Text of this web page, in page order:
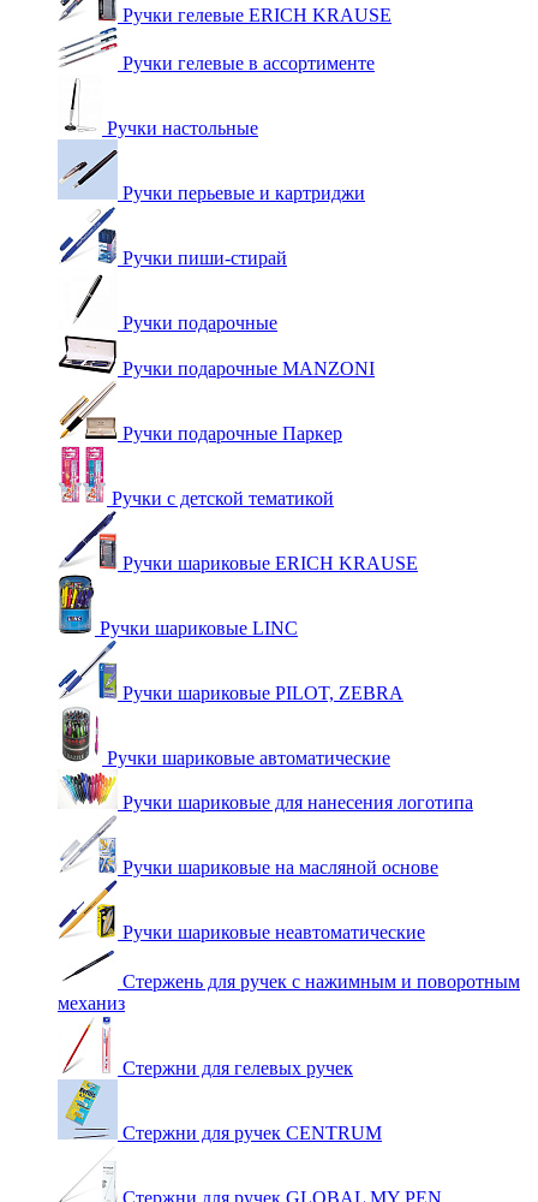
Ручки гелевые ERICH KRAUSE
Ручки гелевые в ассортименте
Ручки настольные
Ручки перьевые и картриджи
Ручки пиши-стирай
Ручки подарочные
Ручки подарочные MANZONI
Ручки подарочные Паркер
Ручки с детской тематикой
Ручки шариковые ERICH KRAUSE
Ручки шариковые LINC
Ручки шариковые PILOT, ZEBRA
Ручки шариковые автоматические
Ручки шариковые для нанесения логотипа
Ручки шариковые на масляной основе
Ручки шариковые неавтоматические
Стержень для ручек с нажимным и поворотным
механиз
Стержни для гелевых ручек
Стержни для ручек CENTRUM
Стержни для ручек GLOBAL MY PEN